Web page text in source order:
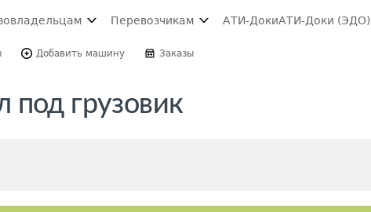
Перевозчикам АТИ-ДокиАТИ-Доки (ЭДО)
Добавить машину Заказы
под грузовик